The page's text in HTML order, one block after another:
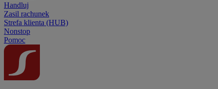
Handluj
Zasil rachunek
Strefa klienta (HUB)
Nonstop
Pomoc